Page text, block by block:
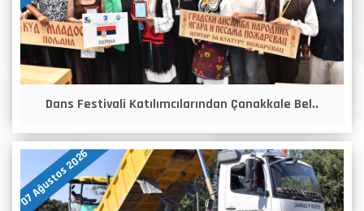
Dans Festivali Katılımcılarından Çanakkale Bel..
07 Ağustos 2026